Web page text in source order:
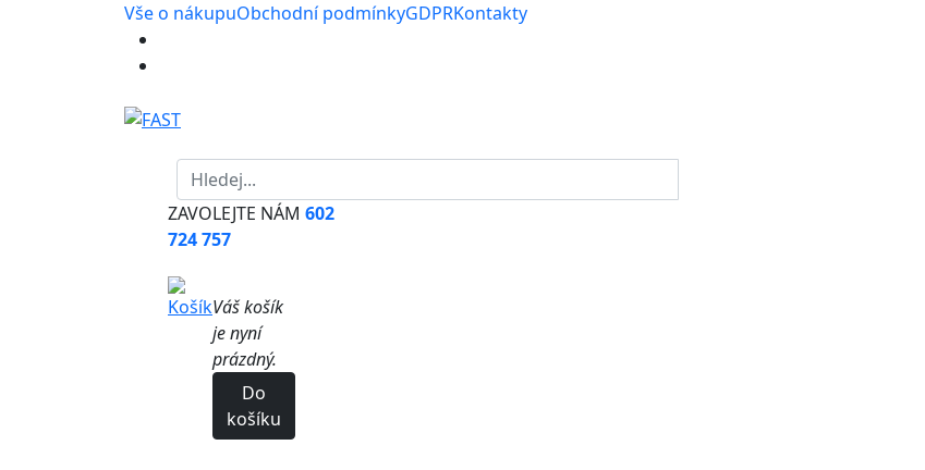
Vše o nákupuObchodní podmínkyGDPRKontakty
ZAVOLEJTE NÁM 602
724 757
Váš košík
je nyní
prázdný.
Do
košíku